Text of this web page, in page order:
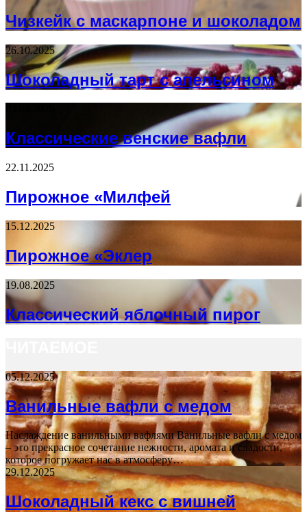
Чизкейк с маскарпоне и шоколадом
26.10.2025
Шоколадный тарт с апельсином
Классические венские вафли
22.11.2025
Пирожное «Милфей
15.12.2025
Пирожное «Эклер
19.08.2025
Классический яблочный пирог
05.12.2025
Ванильные вафли с медом
Наслаждение ванильными вафлями Ванильные вафли с медом
– это прекрасное сочетание нежности, аромата и сладости,
которое погружает нас в атмосферу…
29.12.2025
Шоколадный кекс с вишней